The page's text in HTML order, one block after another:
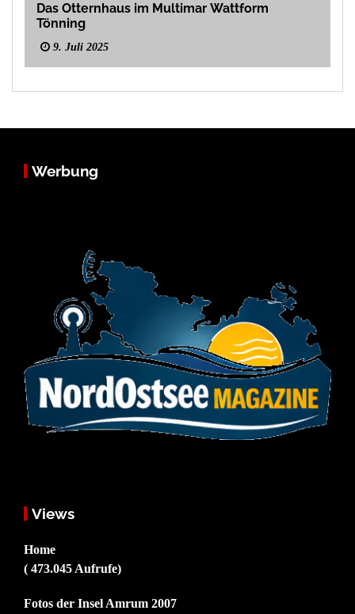
Das Otternhaus im Multimar Wattform
Tönning
9. Juli 2025
Werbung
Views
Home
( 473.045 Aufrufe)
Fotos der Insel Amrum 2007